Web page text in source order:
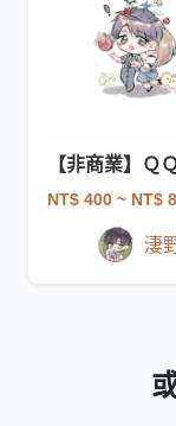
【非商業】Ｑ
NT$ 400 ~ NT$
淒